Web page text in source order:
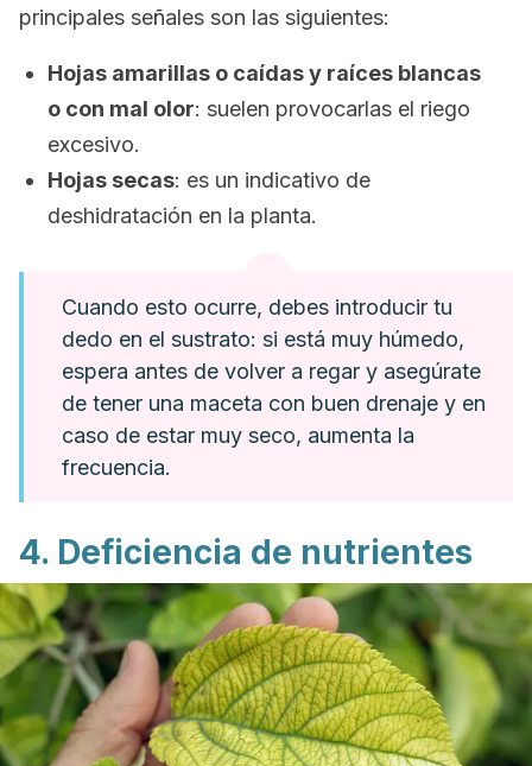
principales señales son las siguientes:
Hojas amarillas o caídas y raíces blancas
o con mal olor: suelen provocarlas el riego
excesivo.
Hojas secas: es un indicativo de
deshidratación en la planta.
Cuando esto ocurre, debes introducir tu
dedo en el sustrato: si está muy húmedo,
espera antes de volver a regar y asegúrate
de tener una maceta con buen drenaje y en
caso de estar muy seco, aumenta la
frecuencia.
4. Deficiencia de nutrientes